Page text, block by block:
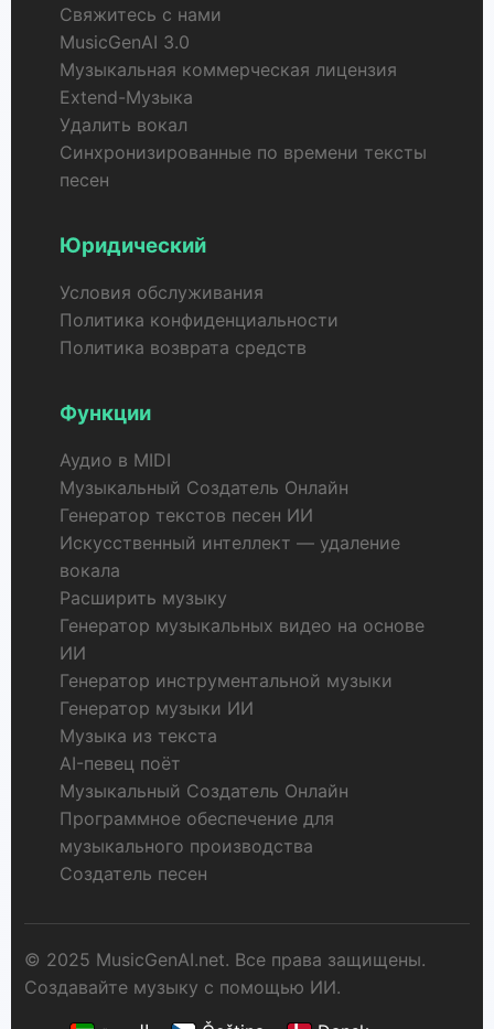
Свяжитесь с нами
MusicGenAI 3.0
Музыкальная коммерческая лицензия
Extend-Музыка
Удалить вокал
Синхронизированные по времени тексты
песен
Юридический
Условия обслуживания
Политика конфиденциальности
Политика возврата средств
Функции
Аудио в MIDI
Музыкальный Создатель Онлайн
Генератор текстов песен ИИ
Искусственный интеллект — удаление
вокала
Расширить музыку
Генератор музыкальных видео на основе
ИИ
Генератор инструментальной музыки
Генератор музыки ИИ
Музыка из текста
AI-певец поёт
Музыкальный Создатель Онлайн
Программное обеспечение для
музыкального производства
Создатель песен
© 2025 MusicGenAI.net. Все права защищены.
Создавайте музыку с помощью ИИ.